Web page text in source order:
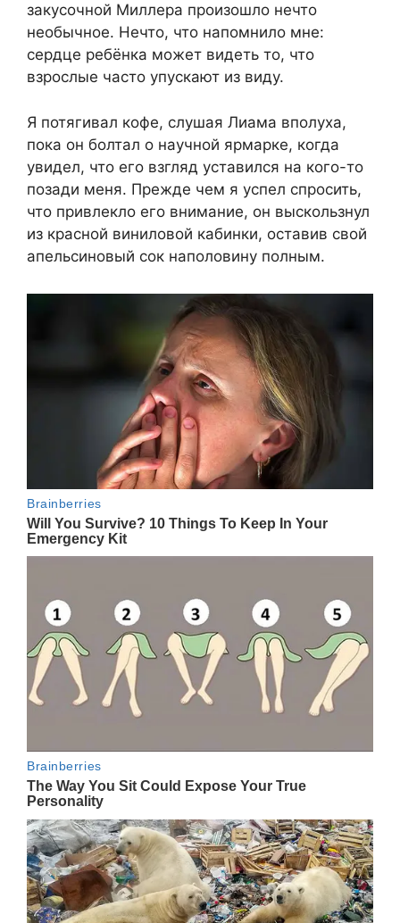
закусочной Миллера произошло нечто
необычное. Нечто, что напомнило мне:
сердце ребёнка может видеть то, что
взрослые часто упускают из виду.
Я потягивал кофе, слушая Лиама вполуха,
пока он болтал о научной ярмарке, когда
увидел, что его взгляд уставился на кого-то
позади меня. Прежде чем я успел спросить,
что привлекло его внимание, он выскользнул
из красной виниловой кабинки, оставив свой
апельсиновый сок наполовину полным.